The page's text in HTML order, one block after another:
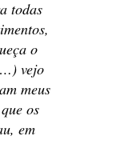
todas
o
vejo
meus
os
em